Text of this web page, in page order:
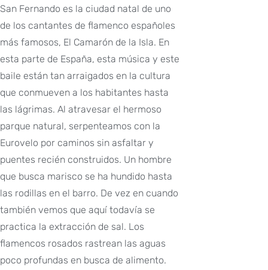
San Fernando es la ciudad natal de uno
de los cantantes de flamenco españoles
más famosos, El Camarón de la Isla. En
esta parte de España, esta música y este
baile están tan arraigados en la cultura
que conmueven a los habitantes hasta
las lágrimas. Al atravesar el hermoso
parque natural, serpenteamos con la
Eurovelo por caminos sin asfaltar y
puentes recién construidos. Un hombre
que busca marisco se ha hundido hasta
las rodillas en el barro. De vez en cuando
también vemos que aquí todavía se
practica la extracción de sal. Los
flamencos rosados rastrean las aguas
poco profundas en busca de alimento.